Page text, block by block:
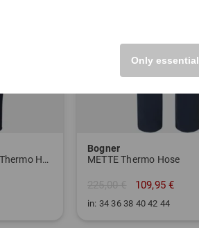
JANA - WR Super Jersey Thermo Hose
Bogner
METTE Thermo Hose
225,00 € 109,95 €
in: 34 36 38 40 42 44
Only essential